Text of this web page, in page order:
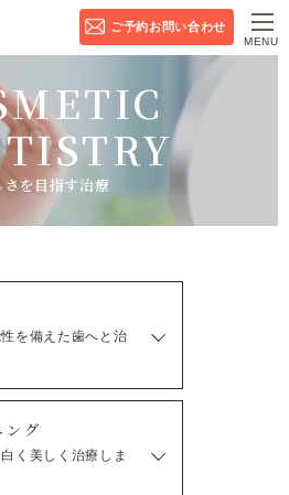
ご予約お問い合わせ
MENU
さを⽬指す治療
を備えた歯へと治
ング
く美しく治療しま